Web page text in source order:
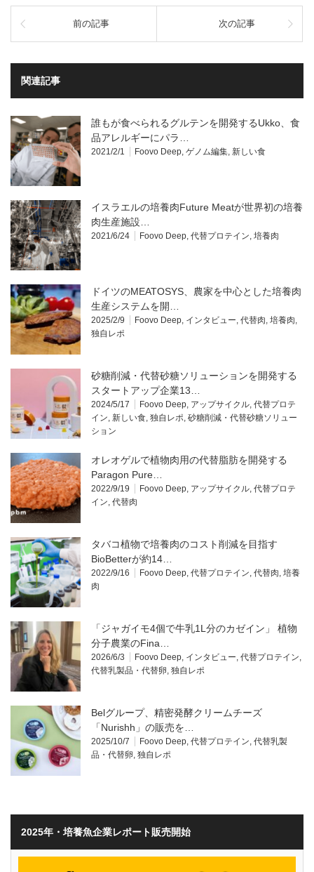
前の記事 次の記事
関連記事
誰もが食べられるグルテンを開発するUkko、食
品アレルギーにパラ…
2021/2/1 Foovo Deep, ゲノム編集, 新しい食
イスラエルの培養肉Future Meatが世界初の培養
肉生産施設…
2021/6/24 Foovo Deep, 代替プロテイン, 培養肉
ドイツのMEATOSYS、農家を中心とした培養肉
生産システムを開…
2025/2/9 Foovo Deep, インタビュー, 代替肉, 培養肉,
独自レポ
砂糖削減・代替砂糖ソリューションを開発する
スタートアップ企業13…
2024/5/17 Foovo Deep, アップサイクル, 代替プロテ
イン, 新しい食, 独自レポ, 砂糖削減・代替砂糖ソリュー
ション
オレオゲルで植物肉用の代替脂肪を開発する
Paragon Pure…
2022/9/19 Foovo Deep, アップサイクル, 代替プロテ
イン, 代替肉
タバコ植物で培養肉のコスト削減を目指す
BioBetterが約14…
2022/9/16 Foovo Deep, 代替プロテイン, 代替肉, 培養
肉
「ジャガイモ4個で牛乳1L分のカゼイン」 植物
分子農業のFina…
2026/6/3 Foovo Deep, インタビュー, 代替プロテイン,
代替乳製品・代替卵, 独自レポ
Belグループ、精密発酵クリームチーズ
「Nurishh」の販売を…
2025/10/7 Foovo Deep, 代替プロテイン, 代替乳製
品・代替卵, 独自レポ
2025年・培養魚企業レポート販売開始